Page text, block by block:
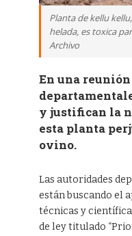
Planta de kellu
helada, es toxica
Archivo
En una
y justifican la
esta planta
ovino.
Las autoridades
están buscando el
técnicas y
de ley titulado